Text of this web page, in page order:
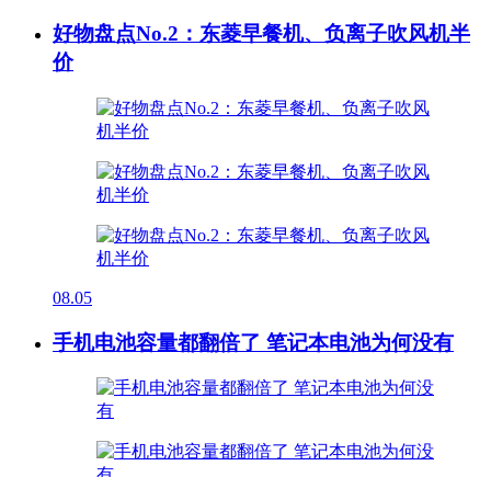
好物盘点No.2：东菱早餐机、负离子吹风机半
价
08.05
手机电池容量都翻倍了 笔记本电池为何没有